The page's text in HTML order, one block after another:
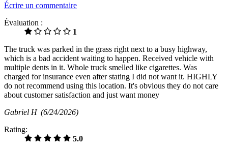
Écrire un commentaire
Évaluation :
1
The truck was parked in the grass right next to a busy highway,
which is a bad accident waiting to happen. Received vehicle with
multiple dents in it. Whole truck smelled like cigarettes. Was
charged for insurance even after stating I did not want it. HIGHLY
do not recommend using this location. It's obvious they do not care
about customer satisfaction and just want money
Gabriel H (6/24/2026)
Rating:
5.0